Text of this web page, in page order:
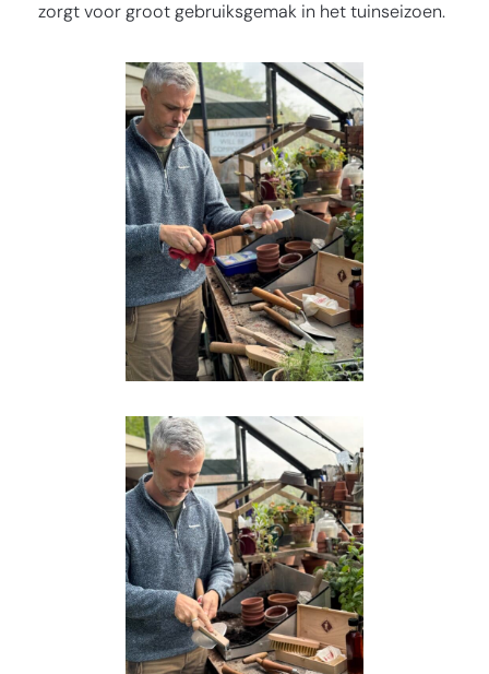
zorgt voor groot gebruiksgemak in het tuinseizoen.